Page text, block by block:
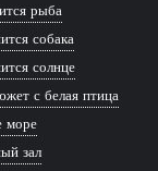
рыба
собака
солнце
с белая птица
море
зал